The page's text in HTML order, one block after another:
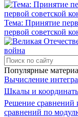
Тема: Принятие
первой советской
война
Популярные
Вычисление
Шкалы и
Решение
сравнений по